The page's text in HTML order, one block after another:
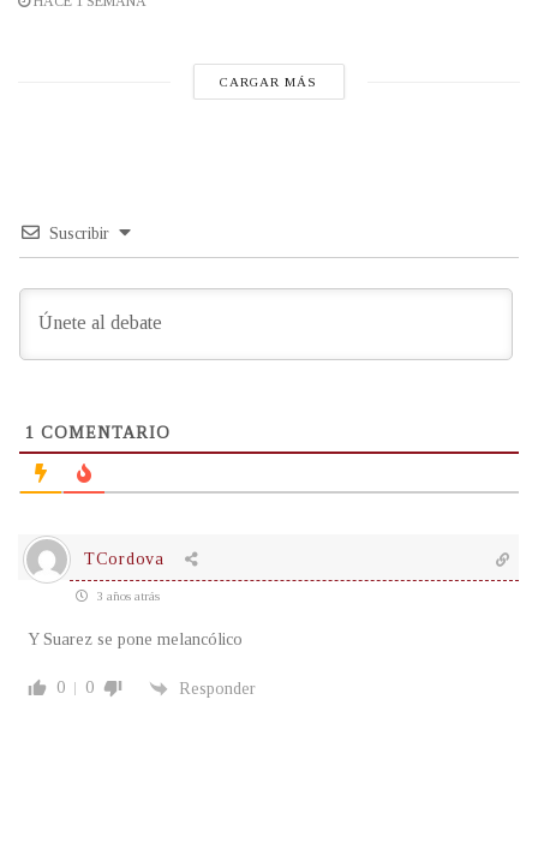
CARGAR MÁS
Suscribir
1 COMENTARIO
TCordova
3 años atrás
Y Suarez se pone melancólico
0 0 Responder